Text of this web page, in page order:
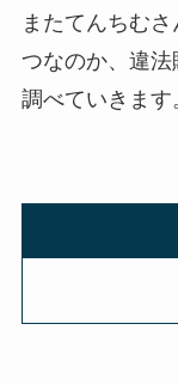
またてんちむ
つなのか、違
調べていきます